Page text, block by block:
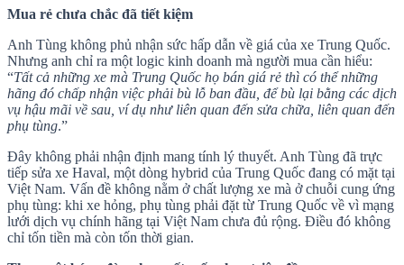
Mua rẻ chưa chắc đã tiết kiệm
Anh Tùng không phủ nhận sức hấp dẫn về giá của xe Trung Quốc.
Nhưng anh chỉ ra một logic kinh doanh mà người mua cần hiểu:
“Tất cả những xe mà Trung Quốc họ bán giá rẻ thì có thể những
hãng đó chấp nhận việc phải bù lỗ ban đầu, để bù lại bằng các dịch
vụ hậu mãi về sau, ví dụ như liên quan đến sửa chữa, liên quan đến
phụ tùng.”
Đây không phải nhận định mang tính lý thuyết. Anh Tùng đã trực
tiếp sửa xe Haval, một dòng hybrid của Trung Quốc đang có mặt tại
Việt Nam. Vấn đề không nằm ở chất lượng xe mà ở chuỗi cung ứng
phụ tùng: khi xe hỏng, phụ tùng phải đặt từ Trung Quốc về vì mạng
lưới dịch vụ chính hãng tại Việt Nam chưa đủ rộng. Điều đó không
chỉ tốn tiền mà còn tốn thời gian.